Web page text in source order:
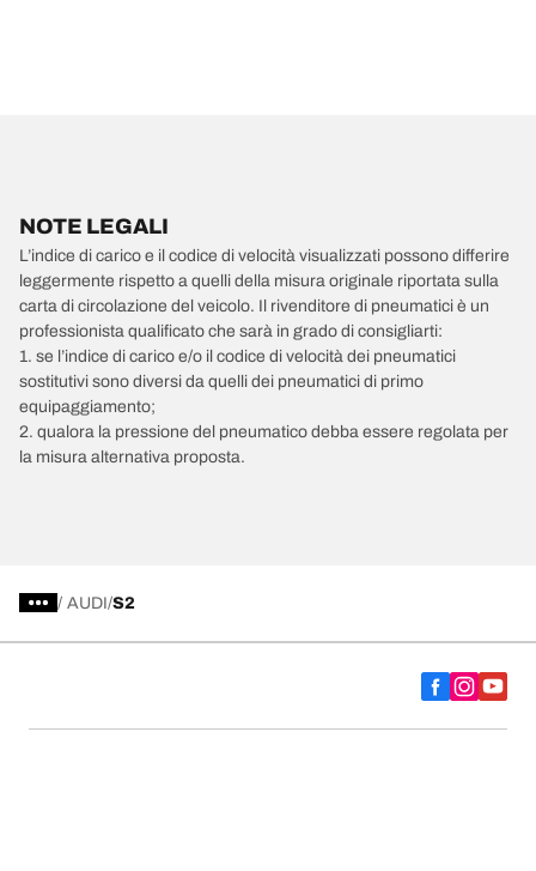
NOTE LEGALI
L’indice di carico e il codice di velocità visualizzati possono differire
leggermente rispetto a quelli della misura originale riportata sulla
carta di circolazione del veicolo. Il rivenditore di pneumatici è un
professionista qualificato che sarà in grado di consigliarti:
1. se l’indice di carico e/o il codice di velocità dei pneumatici
sostitutivi sono diversi da quelli dei pneumatici di primo
equipaggiamento;
2. qualora la pressione del pneumatico debba essere regolata per
la misura alternativa proposta.
/ AUDI S2